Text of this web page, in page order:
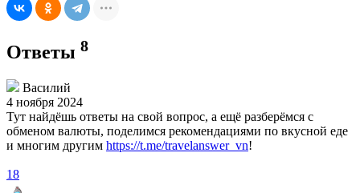
Ответы 8
Василий
4 ноября 2024
Тут найдёшь ответы на свой вопрос, а ещё разберёмся с
обменом валюты, поделимся рекомендациями по вкусной еде
и многим другим https://t.me/travelanswer_vn!
18